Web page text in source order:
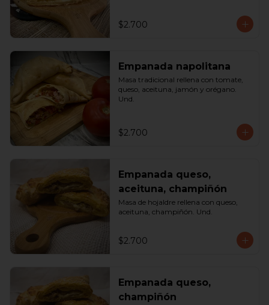
$2.700
Empanada napolitana
Masa tradicional rellena con tomate,
queso, aceituna, jamón y orégano.
Und.
$2.700
Empanada queso,
aceituna, champiñón
Masa de hojaldre rellena con queso,
aceituna, champiñón. Und.
$2.700
Empanada queso,
champiñón